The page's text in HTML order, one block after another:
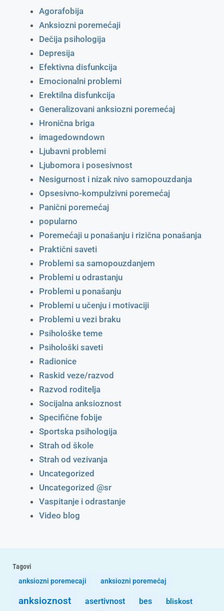
Agorafobija
Anksiozni poremećaji
Dečija psihologija
Depresija
Efektivna disfunkcija
Emocionalni problemi
Erektilna disfunkcija
Generalizovani anksiozni poremećaj
Hronična briga
imagedowndown
Ljubavni problemi
Ljubomora i posesivnost
Nesigurnost i nizak nivo samopouzdanja
Opsesivno-kompulzivni poremećaj
Panični poremećaj
popularno
Poremećaji u ponašanju i rizična ponašanja
Praktični saveti
Problemi sa samopouzdanjem
Problemi u odrastanju
Problemi u ponašanju
Problemi u učenju i motivaciji
Problemi u vezi braku
Psihološke teme
Psihološki saveti
Radionice
Raskid veze/razvod
Razvod roditelja
Socijalna anksioznost
Specifične fobije
Sportska psihologija
Strah od škole
Strah od vezivanja
Uncategorized
Uncategorized @sr
Vaspitanje i odrastanje
Video blog
Tagovi
anksiozni poremecaji
anksiozni poremećaj
anksioznost asertivnost bes bliskost